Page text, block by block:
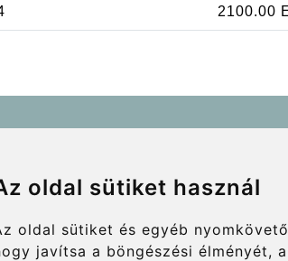
oldal sütiket használ
oldal sütiket és egyéb
javítsa a böngészési élményét,
2100.00